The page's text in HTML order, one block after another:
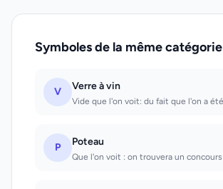
Symboles de la même catégorie
V Verre à vin
P Poteau